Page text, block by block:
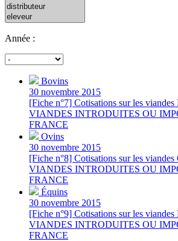
Année :
Bovins
30 novembre 2015
[Fiche n°7] Cotisations sur les
VIANDES INTRODUITES OU
FRANCE
Ovins
30 novembre 2015
[Fiche n°8] Cotisations sur les
VIANDES INTRODUITES OU
FRANCE
Équins
30 novembre 2015
[Fiche n°9] Cotisations sur les
VIANDES INTRODUITES OU
FRANCE